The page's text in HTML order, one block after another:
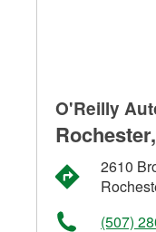
O'Reilly
2610
(507)